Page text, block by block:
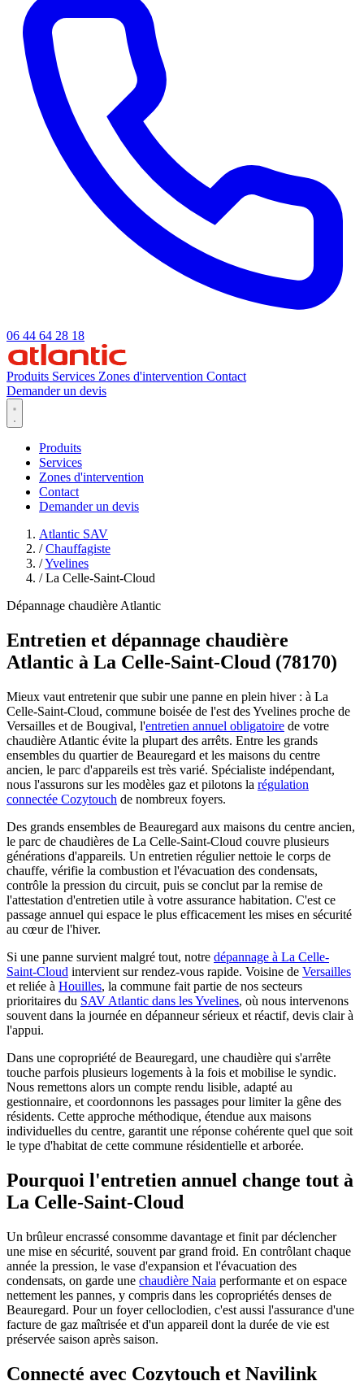
06 44 64 28 18
Produits Services Zones d'intervention Contact
Demander un devis
Produits
Services
Zones d'intervention
Contact
Demander un devis
Atlantic SAV
/ Chauffagiste
/Yvelines
/ La Celle-Saint-Cloud
Dépannage chaudière Atlantic
Entretien et dépannage chaudière
Atlantic à La Celle-Saint-Cloud (78170)
Mieux vaut entretenir que subir une panne en plein hiver : à La
Celle-Saint-Cloud, commune boisée de l'est des Yvelines proche de
Versailles et de Bougival, l'entretien annuel obligatoire de votre
chaudière Atlantic évite la plupart des arrêts. Entre les grands
ensembles du quartier de Beauregard et les maisons du centre
ancien, le parc d'appareils est très varié. Spécialiste indépendant,
nous l'assurons sur les modèles gaz et pilotons la régulation
connectée Cozytouch de nombreux foyers.
Des grands ensembles de Beauregard aux maisons du centre ancien,
le parc de chaudières de La Celle-Saint-Cloud couvre plusieurs
générations d'appareils. Un entretien régulier nettoie le corps de
chauffe, vérifie la combustion et l'évacuation des condensats,
contrôle la pression du circuit, puis se conclut par la remise de
l'attestation d'entretien utile à votre assurance habitation. C'est ce
passage annuel qui espace le plus efficacement les mises en sécurité
au cœur de l'hiver.
Si une panne survient malgré tout, notre dépannage à La Celle-
Saint-Cloud intervient sur rendez-vous rapide. Voisine de Versailles
et reliée à Houilles, la commune fait partie de nos secteurs
prioritaires du SAV Atlantic dans les Yvelines, où nous intervenons
souvent dans la journée en dépanneur sérieux et réactif, devis clair à
l'appui.
Dans une copropriété de Beauregard, une chaudière qui s'arrête
touche parfois plusieurs logements à la fois et mobilise le syndic.
Nous remettons alors un compte rendu lisible, adapté au
gestionnaire, et coordonnons les passages pour limiter la gêne des
résidents. Cette approche méthodique, étendue aux maisons
individuelles du centre, garantit une réponse cohérente quel que soit
le type d'habitat de cette commune résidentielle et arborée.
Pourquoi l'entretien annuel change tout à
La Celle-Saint-Cloud
Un brûleur encrassé consomme davantage et finit par déclencher
une mise en sécurité, souvent par grand froid. En contrôlant chaque
année la pression, le vase d'expansion et l'évacuation des
condensats, on garde une chaudière Naia performante et on espace
nettement les pannes, y compris dans les copropriétés denses de
Beauregard. Pour un foyer celloclodien, c'est aussi l'assurance d'une
facture de gaz maîtrisée et d'un appareil dont la durée de vie est
préservée saison après saison.
Connecté avec Cozytouch et Navilink